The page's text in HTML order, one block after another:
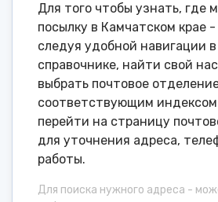
Для того чтобы узнать, где
посылку в Камчатском крае
следуя удобной навигации
справочнике, найти свой
выбрать почтовое
соответствующим
перейти на страницу
для уточнения адреса,
работы.
Для поиска нужного адреса -